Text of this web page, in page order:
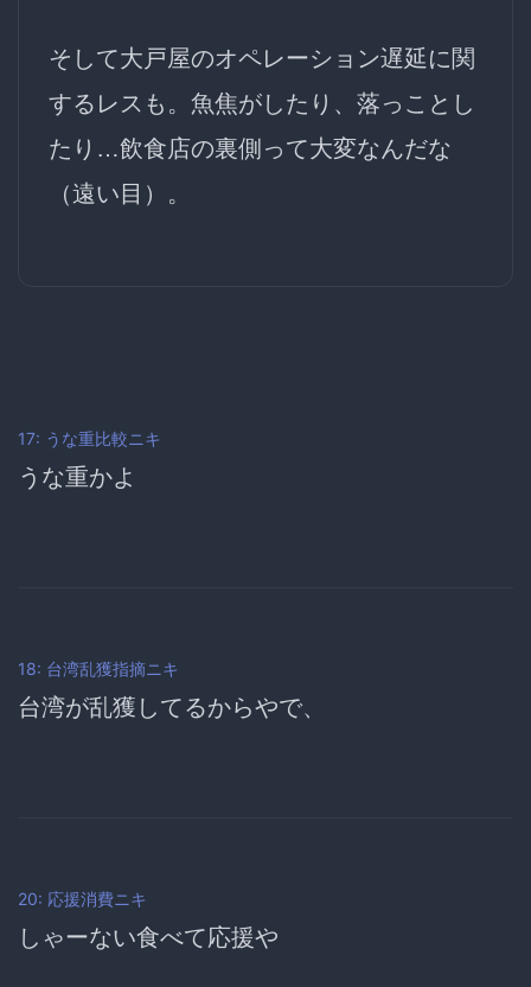
そして大戸屋のオペレーション遅延に関
するレスも。魚焦がしたり、落っことし
たり…飲食店の裏側って大変なんだな
（遠い目）。
17: うな重比較ニキ
うな重かよ
18: 台湾乱獲指摘ニキ
台湾が乱獲してるからやで、
20: 応援消費ニキ
しゃーない食べて応援や